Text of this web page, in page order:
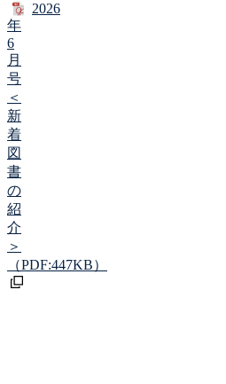
2026
年
6
月
号
＜
新
着
図
書
の
紹
介
＞
（PDF:447KB）